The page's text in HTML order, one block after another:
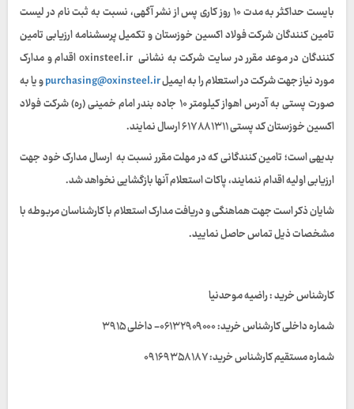
بایست حداکثر به مدت ۱۰ روز کاری پس از نشر آگهی، نسبت به ثبت نام در لیست
تامین کنندگان شرکت فولاد اکسین خوزستان و تکمیل پرسشنامه ارزیابی تامین
کنندگان در موعد مقرر در سایت شرکت به نشانی oxinsteel.ir اقدام و مدارک
مورد نیاز جهت شرکت در استعلام را به ایمیلpurchasing@oxinsteel.irو یا به
صورت پستی به آدرس اهواز کیلومتر ۱۰ جاده بندر امام خمینی (ره) شرکت فولاد
اکسین خوزستان کد پستی ۶۱۷۸۸۱۳۱۱ ارسال نمایند.
بدیهی است؛ تامین کنندگانی که در مهلت مقرر نسبت به ارسال مدارک خود جهت
ارزیابی اولیه اقدام ننمایند، پاکات استعلام آنها بازگشایی نخواهد شد.
شایان ذکر است جهت هماهنگی و دریافت مدارک استعلام با کارشناسان مربوطه با
مشخصات ذیل تماس حاصل نمایید.
کارشناس خرید : راضیه موحدنیا
شماره داخلی کارشناس خرید: ۰۶۱۳۲۹۰۹۰۰۰- داخلی ۳۹۱۵
شماره مستقیم کارشناس خرید: ۰۹۱۶۹۳۵۸۱۸۷